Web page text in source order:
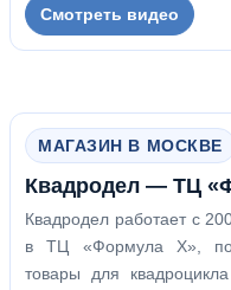
Смотреть видео
МАГАЗИН В МОСКВЕ
Квадродел — ТЦ
Квадродел работает с
в ТЦ «Формула Х»,
товары для